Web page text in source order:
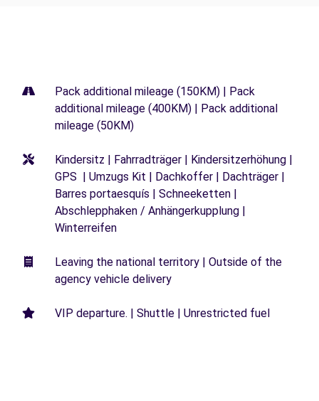
Pack additional mileage (150KM) | Pack
additional mileage (400KM) | Pack additional
mileage (50KM)
Kindersitz | Fahrradträger | Kindersitzerhöhung |
GPS | Umzugs Kit | Dachkoffer | Dachträger |
Barres portaesquís | Schneeketten |
Abschlepphaken / Anhängerkupplung |
Winterreifen
Leaving the national territory | Outside of the
agency vehicle delivery
VIP departure. | Shuttle | Unrestricted fuel